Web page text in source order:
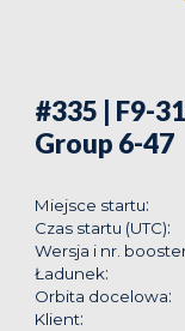
#335 | F9-
Group 6-47
Miejsce startu:
Czas startu (UTC):
Wersja i nr.
Ładunek:
Orbita docelowa:
Klient: